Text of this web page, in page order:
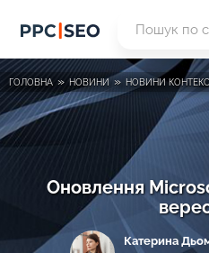
ГОЛОВНА » НОВИНИ » НОВИНИ
Оновлення
Катерина